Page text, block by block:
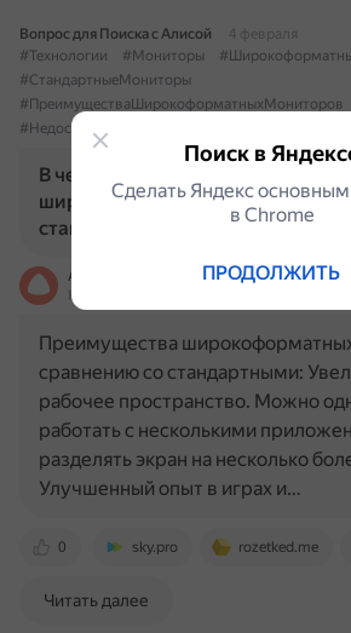
Вопрос для Поиска с Алисой
4 февраля
#Технологии
#Мониторы
#СтандартныеМониторы
#ПреимуществаШирокоформатныхМониторов
#НедостаткиШирокоформатныхМониторов
В чем преимущества и недостатки
широкоформатных мониторов
стандартными?
Алиса
На основе источников, возможны
0 sky.pro rozetked.me
Преимущества
сравнению со стандартными:
рабочее пространство. Можно
работать с несколькими
разделять экран на несколько
Улучшенный опыт в играх и…
Читать далее
Поиск в
Сделать Яндекс
в Сhrome
ПРОДОЛЖИТЬ